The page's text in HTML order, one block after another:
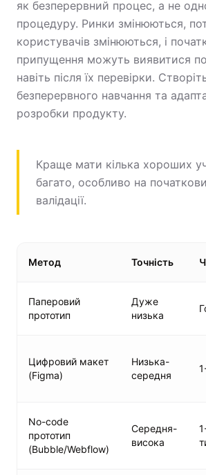
як безперервний процес, а не
процедуру. Ринки змінюються,
користувачів змінюються, і
припущення можуть виявитися
навіть після їх перевірки.
безперервного навчання та
розробки продукту.
Краще мати кілька хороших
багато, особливо на
валідації.
Метод Точність
Паперовий
прототип
Дуже
низька
Цифровий макет
(Figma)
Низька-
середня
No-code
прототип
(Bubble/Webflow)
Середня-
висока